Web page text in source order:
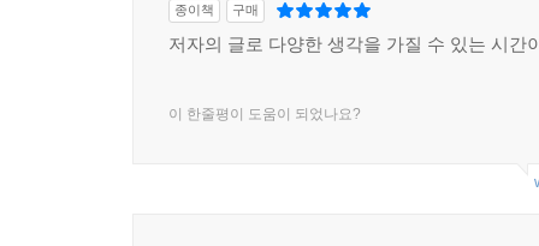
종이책 구매
저자의 글로 다양한 생각을 가질 수 있는 시간
이 한줄평이 도움이 되었나요?